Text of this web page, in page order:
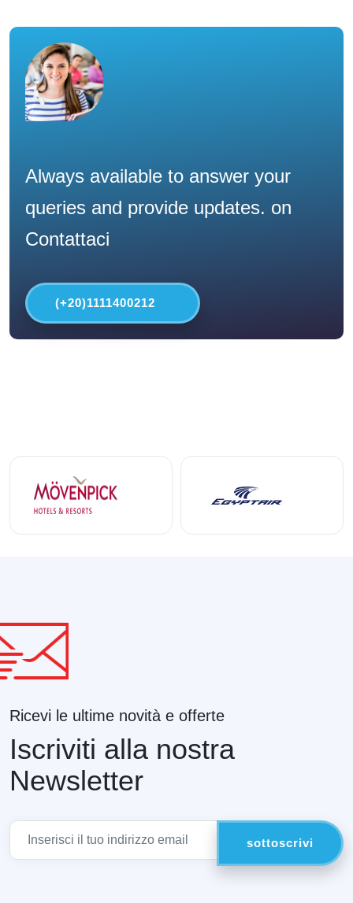
Always available to answer your
queries and provide updates. on
Contattaci
(+20)1111400212
Ricevi le ultime novità e offerte
Iscriviti alla nostra
Newsletter